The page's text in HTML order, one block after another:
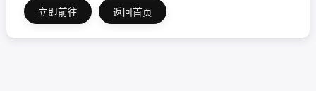
立即前往 返回首页